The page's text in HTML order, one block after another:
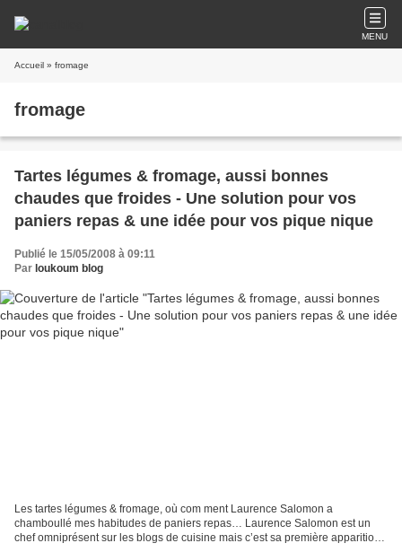
MENU
Accueil » fromage
fromage
Tartes légumes & fromage, aussi bonnes
chaudes que froides - Une solution pour vos
paniers repas & une idée pour vos pique nique
Publié le 15/05/2008 à 09:11
Par loukoum blog
Les tartes légumes & fromage, où com ment Laurence Salomon a
chamboullé mes habitudes de paniers repas… Laurence Salomon est un
chef omniprésent sur les blogs de cuisine mais c’est sa première apparition